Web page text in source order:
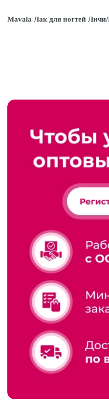
Mavala Лак для ногтей